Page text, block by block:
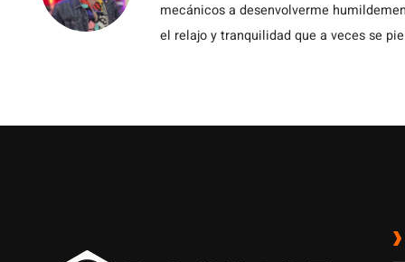
mecánicos a desenvolverme
el relajo y tranquilidad que a veces se